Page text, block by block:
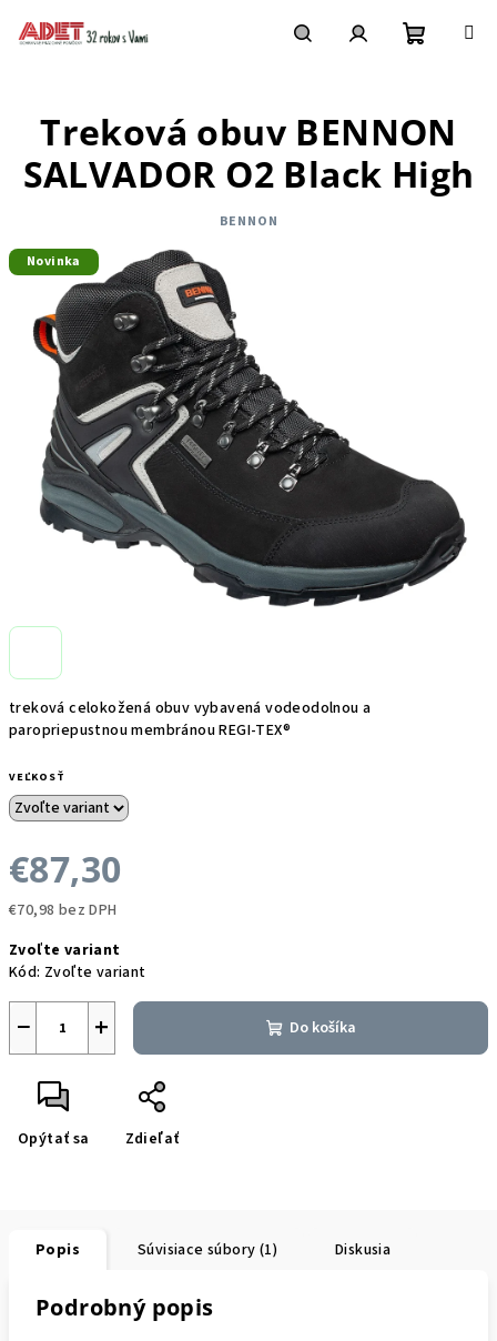
košík
treková celokožená obuv vybavená vodeodolnou a
paropriepustnou membránou REGI-TEX®
VEĽKOSŤ
€87,30
€70,98 bez DPH
cena:
Zvoľte variant
Kód: Zvoľte variant
+
− Do košíka
Opýtať sa Zdieľať
Treková obuv BENNON
SALVADOR O2 Black High
BENNON
Novinka
Popis Súvisiace súbory (1) Diskusia
Podrobný popis